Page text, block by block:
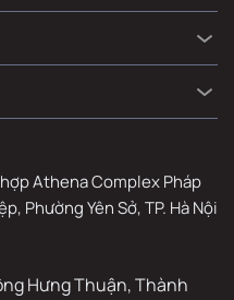
Athena Complex Pháp
Phường Yên Sở, TP. Hà Nội
Hưng Thuận, Thành